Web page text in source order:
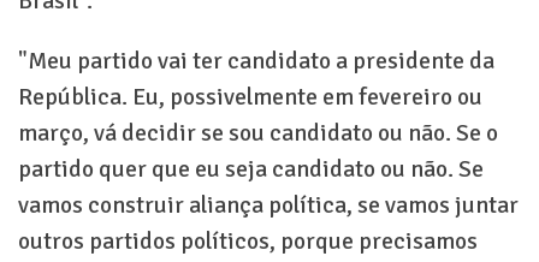
"Meu partido vai ter candidato a presidente da
República. Eu, possivelmente em fevereiro ou
março, vá decidir se sou candidato ou não. Se o
partido quer que eu seja candidato ou não. Se
vamos construir aliança política, se vamos juntar
outros partidos políticos, porque precisamos